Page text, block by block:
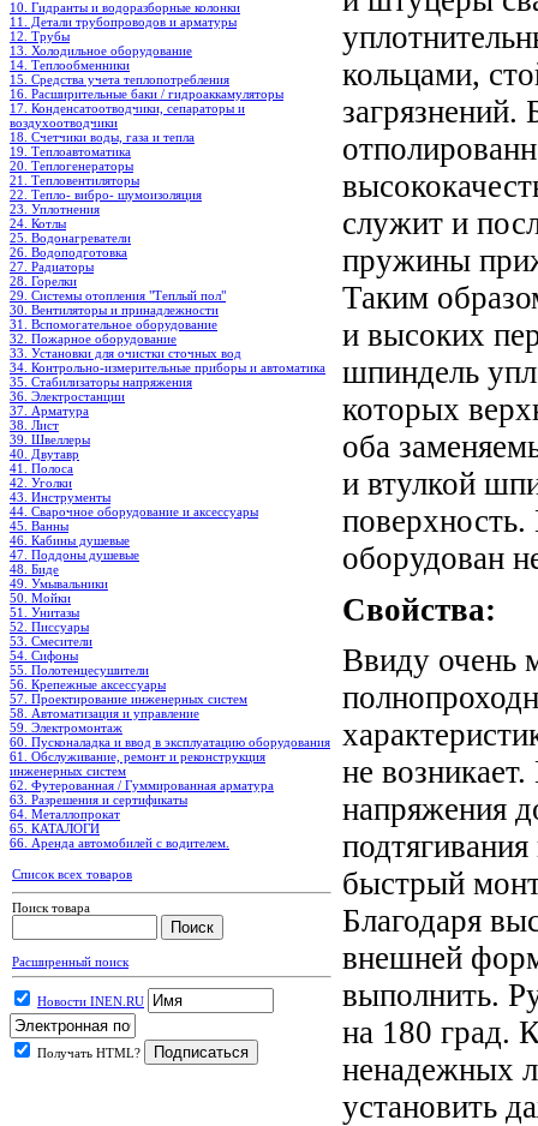
10. Гидранты и водоразборные колонки
11. Детали трубопроводов и арматуры
12. Трубы
13. Холодильное oборудование
14. Теплообменники
15. Средства учета теплопотребления
16. Расширительные баки / гидроаккамуляторы
17. Конденсатоотводчики, сепараторы и
воздухоотводчики
18. Счетчики воды, газа и тепла
19. Теплоавтоматика
20. Теплогенераторы
21. Тепловентиляторы
22. Тепло- вибро- шумоизоляция
23. Уплотнения
24. Котлы
25. Водонагреватели
26. Водоподготовка
27. Радиаторы
28. Горелки
29. Системы отопления "Теплый пол"
30. Вентиляторы и принадлежности
31. Вспомогательное оборудование
32. Пожарное оборудование
33. Установки для очистки сточных вод
34. Контрольно-измерительные приборы и автоматика
35. Стабилизаторы напряжения
36. Электростанции
37. Арматура
38. Лист
39. Швеллеры
40. Двутавр
41. Полоса
42. Уголки
43. Инструменты
44. Сварочное оборудование и аксессуары
45. Ванны
46. Кабины душевые
47. Поддоны душевые
48. Биде
49. Умывальники
50. Мойки
51. Унитазы
52. Писсуары
53. Смесители
54. Сифоны
55. Полотенцесушители
56. Крепежные аксессуары
57. Проектирование инженерных систем
58. Автоматизация и управление
59. Электромонтаж
60. Пусконаладка и ввод в эксплуатацию оборудования
61. Обслуживание, ремонт и реконструкция
инженерных систем
62. Футерованная / Гуммированная арматура
63. Разрешения и сертификаты
64. Металлопрокат
65. КАТАЛОГИ
66. Аренда автомобилей с водителем.
Список всех товаров
Поиск товара
Расширенный поиск
Новости INEN.RU
Получать HTML?
кольцами,
служит и
пружины
Таким
и высоких
шпиндель
которых
оба
и втулкой
оборудован
Свойства:
Ввиду очень
не
напряжения
быстрый
Благодаря
внешней
выполнить.
на 180 град.
ненадежных
установить